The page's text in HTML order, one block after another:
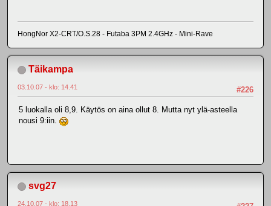
HongNor X2-CRT/O.S.28 - Futaba 3PM 2.4GHz - Mini-Rave
Täikampa
#226
03.10.07 - klo: 14.41
5 luokalla oli 8,9. Käytös on aina ollut 8. Mutta nyt ylä-asteella
nousi 9:iin.
svg27
24.10.07 - klo: 18.13